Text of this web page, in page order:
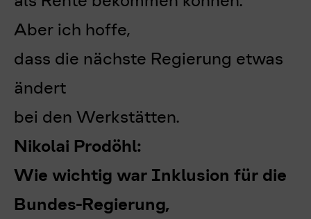
Aber ich hoffe,
dass die nächste Regierung etwas
ändert
bei den Werkstätten.
Nikolai Prodöhl:
Wie wichtig war Inklusion für die
Bundes-Regierung,